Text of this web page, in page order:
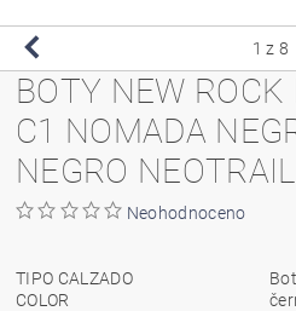
1 z 8
BOTY NEW
C1 NOMADA
NEGRO
Neohodnoceno
TIPO CALZADO
COLOR